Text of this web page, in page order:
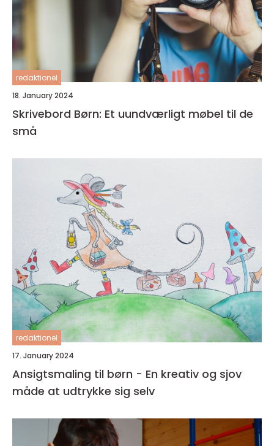
redaktionel
18. January 2024
Skrivebord Børn: Et uundværligt møbel til de
små
redaktionel
17. January 2024
Ansigtsmaling til børn - En kreativ og sjov
måde at udtrykke sig selv